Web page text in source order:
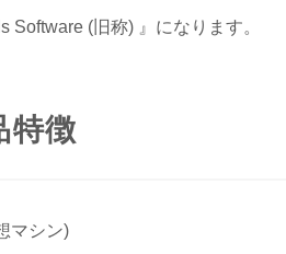
(旧称) 』になります。
徴
マシン)